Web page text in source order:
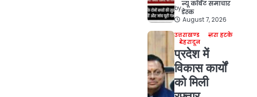
by
न्यू कॉर्बेट समाचार
डेस्क
August 7, 2026
उत्तराखण्ड
ज़रा हटके
देहरादून
प्रदेश में
विकास कार्यों
को मिली